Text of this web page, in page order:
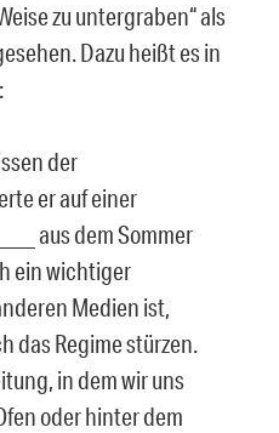
zu untergraben“ als
Dazu heißt es in
der
er auf einer
aus dem Sommer
ein wichtiger
Medien ist,
das Regime stürzen.
in dem wir uns
oder hinter dem